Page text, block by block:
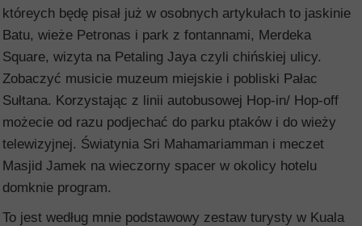
któreych będę pisał już w osobnych artykułach to jaskinie
Batu, wieże Petronas i park z fontannami, Merdeka
Square, wizyta na Petaling Jaya czyli chińskiej ulicy.
Zobaczyć musicie muzeum miejskie i pobliski Pałac
Sułtana. Korzystając z linii autobusowej Hop-in/ Hop-off
możecie od razu podjechać do parku ptaków i do wieży
telewizyjnej. Światynia Sri Mahamariamman i meczet
Masjid Jamek na wieczorny spacer w okolicy hotelu
domknie program.
To jest według mnie podstawowy zestaw turysty w Kuala